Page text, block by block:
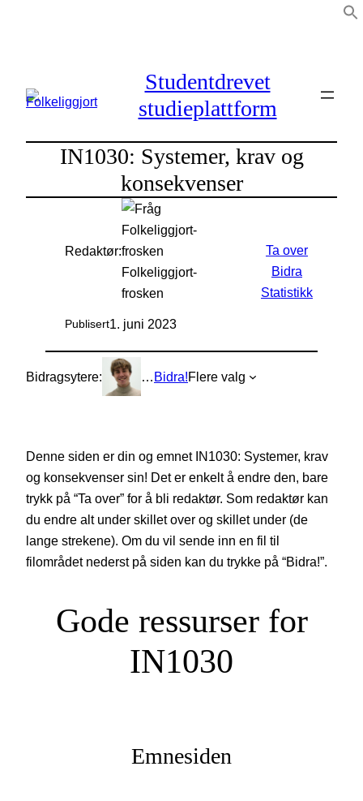
Studentdrevet
studieplattform
IN1030: Systemer, krav og
konsekvenser
Redaktør:
Folkeliggjort-
frosken
Publisert1. juni 2023
Ta over
Bidra
Statistikk
Bidragsytere: Bidra!Flere valg
Denne siden er din og emnet IN1030: Systemer, krav
og konsekvenser sin! Det er enkelt å endre den, bare
trykk på “Ta over” for å bli redaktør. Som redaktør kan
du endre alt under skillet over og skillet under (de
lange strekene). Om du vil sende inn en fil til
filområdet nederst på siden kan du trykke på “Bidra!”.
Gode ressurser for
IN1030
Emnesiden